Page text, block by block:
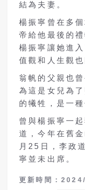
結為夫妻。
楊振寧曾在多
帝給他最後的
楊振寧讓她進
值觀和人生觀
翁帆的父親也
為這是女兒為
的犧牲，是一
曾與楊振寧一
道，今年在舊
月25日，李政
寧並未出席。
更新時間：